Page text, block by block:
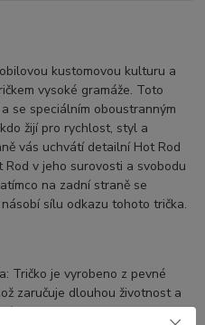
kustomovou kulturu a
vysoké gramáže. Toto
se speciálním oboustranným
žijí pro rychlost, styl a
vás uchvátí detailní Hot Rod
v jeho surovosti a svobodu
na zadní straně se
sílu odkazu tohoto trička.
Tričko je vyrobeno z pevné
zaručuje dlouhou životnost a